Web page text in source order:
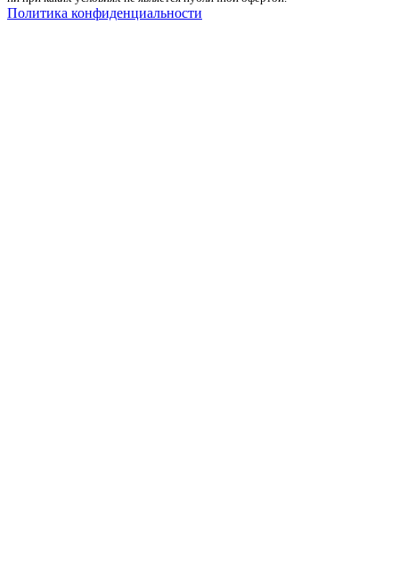
Политика конфиденциальности